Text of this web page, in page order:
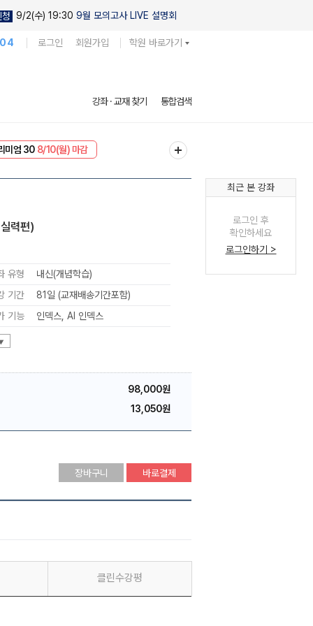
9/2(수) 19:30 9월 모의고사 LIVE 설명회
로그인 회원가입 학원 바로가기
강좌 · 교재 찾기 통합검색
8/10(월) 마감
력편)
유형
내신(개념학습)
기간
81일 (교재배송기간포함)
기능
인덱스 AI 인덱스
98,000원
13,050원
장바구니 바로결제
클린수강평
최근 본 강좌
로그인 후
확인하세요
로그인하기 >